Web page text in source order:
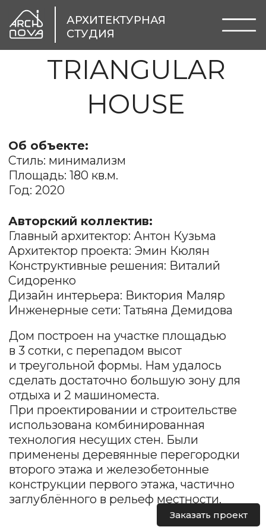
Заказать проект
АРХИТЕКТУРНАЯ
СТУДИЯ
Авторский коллектив:
Главный архитектор: Антон Кузьма
Архитектор проекта: Эмин Кюлян
Конструктивные решения: Виталий
Инженерные сети: Татьяна Демидова
Стиль: минимализм
Дом построен на участке площадью
в 3 сотки, с перепадом высот
и треугольной формы. Нам удалось
сделать достаточно большую зону для
отдыха и 2 машиноместа.
При проектировании и строительстве
использована комбинированная
технология несущих стен. Были
второго этажа и железобетонные
конструкции первого этажа, частично
заглублённого в рельеф местности.
TRIANGULAR
HOUSE